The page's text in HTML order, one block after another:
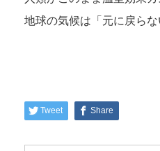
地球の気候は「元に戻ら
Tweet Share